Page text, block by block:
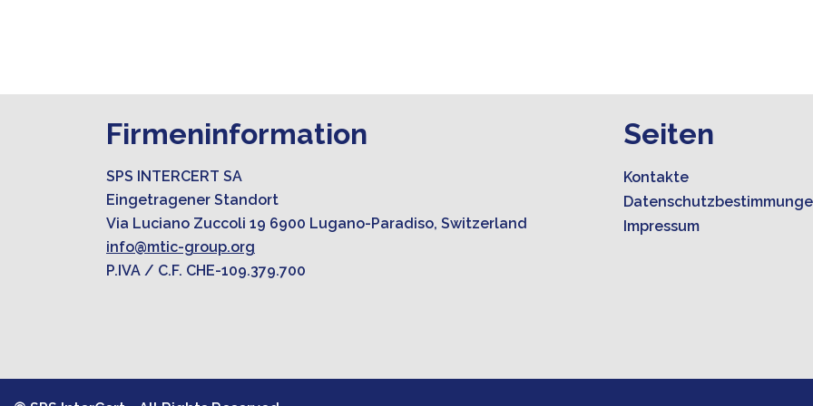
Firmeninformation
SPS INTERCERT SA
Eingetragener Standort
Via Luciano Zuccoli 19 6900 Lugano-Paradiso, Switzerland
info@mtic-group.org
P.IVA / C.F. CHE-109.379.700
Seiten
Kontakte
Impressum